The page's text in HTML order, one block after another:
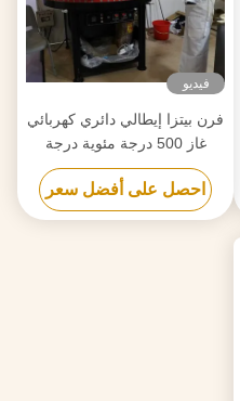
فيديو
فرن بيتزا إيطالي دائري كهربائي
غاز 500 درجة مئوية درجة
حرارة عالية
احصل على أفضل سعر